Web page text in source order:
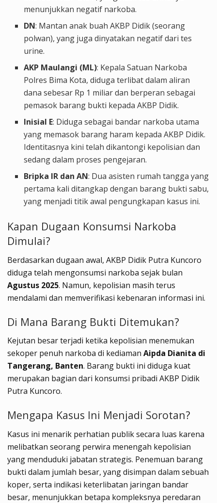
menunjukkan negatif narkoba.
DN: Mantan anak buah AKBP Didik (seorang
polwan), yang juga dinyatakan negatif dari tes
urine.
AKP Maulangi (ML): Kepala Satuan Narkoba
Polres Bima Kota, diduga terlibat dalam aliran
dana sebesar Rp 1 miliar dan berperan sebagai
pemasok barang bukti kepada AKBP Didik.
Inisial E: Diduga sebagai bandar narkoba utama
yang memasok barang haram kepada AKBP Didik.
Identitasnya kini telah dikantongi kepolisian dan
sedang dalam proses pengejaran.
Bripka IR dan AN: Dua asisten rumah tangga yang
pertama kali ditangkap dengan barang bukti sabu,
yang menjadi titik awal pengungkapan kasus ini.
Kapan Dugaan Konsumsi Narkoba
Dimulai?
Berdasarkan dugaan awal, AKBP Didik Putra Kuncoro
diduga telah mengonsumsi narkoba sejak bulan
Agustus 2025. Namun, kepolisian masih terus
mendalami dan memverifikasi kebenaran informasi ini.
Di Mana Barang Bukti Ditemukan?
Kejutan besar terjadi ketika kepolisian menemukan
sekoper penuh narkoba di kediaman Aipda Dianita di
Tangerang, Banten. Barang bukti ini diduga kuat
merupakan bagian dari konsumsi pribadi AKBP Didik
Putra Kuncoro.
Mengapa Kasus Ini Menjadi Sorotan?
Kasus ini menarik perhatian publik secara luas karena
melibatkan seorang perwira menengah kepolisian
yang menduduki jabatan strategis. Penemuan barang
bukti dalam jumlah besar, yang disimpan dalam sebuah
koper, serta indikasi keterlibatan jaringan bandar
besar, menunjukkan betapa kompleksnya peredaran